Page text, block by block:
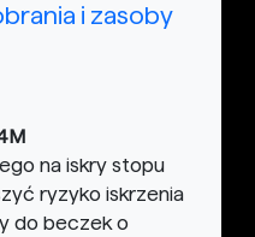
i zasoby
na iskry stopu
ryzyko iskrzenia
do beczek o